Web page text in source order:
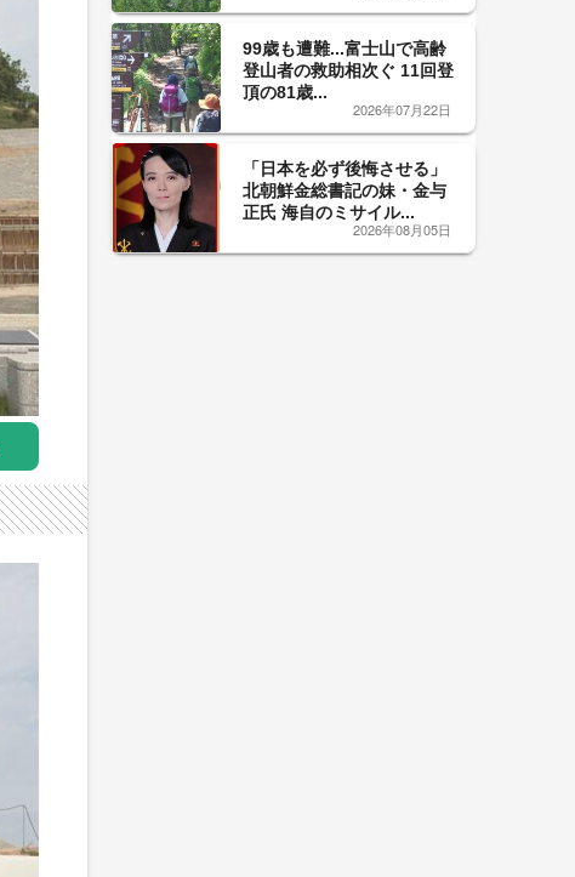
99歳も遭難...富士山で高齢
登山者の救助相次ぐ 11回登
頂の81歳...
2026年07月22日
「日本を必ず後悔させる」
北朝鮮金総書記の妹・金与
正氏 海自のミサイル...
2026年08月05日